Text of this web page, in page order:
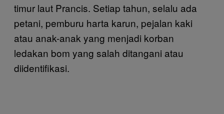
timur laut Prancis. Setiap tahun, selalu ada
petani, pemburu harta karun, pejalan kaki
atau anak-anak yang menjadi korban
ledakan bom yang salah ditangani atau
diidentifikasi.